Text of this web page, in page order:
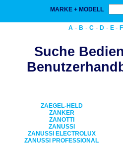
MARKE + MODELL
A - B - C - D - E - F
Suche
ZAEGEL-HELD
ZANKER
ZANOTTI
ZANUSSI
ZANUSSI ELECTROLUX
ZANUSSI PROFESSIONAL